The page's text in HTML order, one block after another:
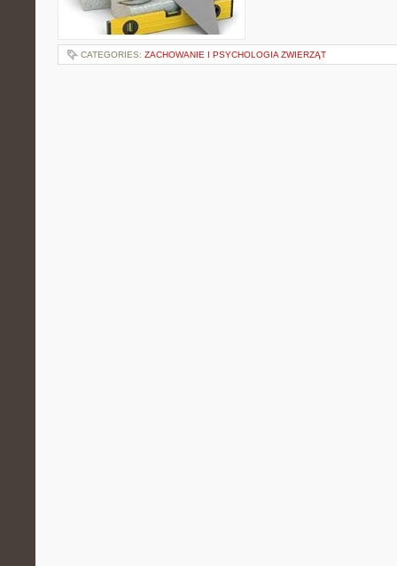
CATEGORIES: ZACHOWANIE I PSYCHOLOGIA ZWIERZĄT